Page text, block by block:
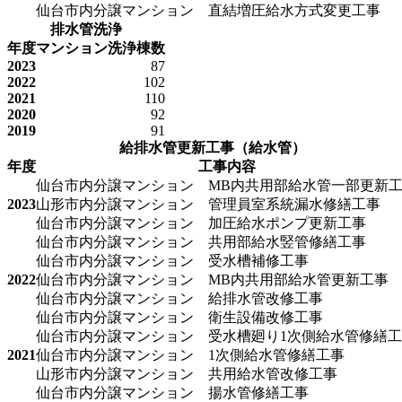
仙台市内分譲マンション 直結増圧給水方式変更工事
排水管洗浄
年度マンション洗浄棟数
2023
87
2022
102
2021
110
2020
92
2019
91
給排水管更新工事（給水管）
年度
工事内容
2023
仙台市内分譲マンション MB内共用部給水管一部更新
山形市内分譲マンション 管理員室系統漏水修繕工事
仙台市内分譲マンション 加圧給水ポンプ更新工事
2022
仙台市内分譲マンション 共用部給水竪管修繕工事
仙台市内分譲マンション 受水槽補修工事
仙台市内分譲マンション MB内共用部給水管更新工事
仙台市内分譲マンション 給排水管改修工事
仙台市内分譲マンション 衛生設備改修工事
2021
仙台市内分譲マンション 受水槽廻り1次側給水管修繕
仙台市内分譲マンション 1次側給水管修繕工事
山形市内分譲マンション 共用給水管改修工事
仙台市内分譲マンション 揚水管修繕工事